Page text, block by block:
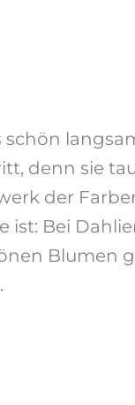
denn sie
der
ist: Bei
Blumen